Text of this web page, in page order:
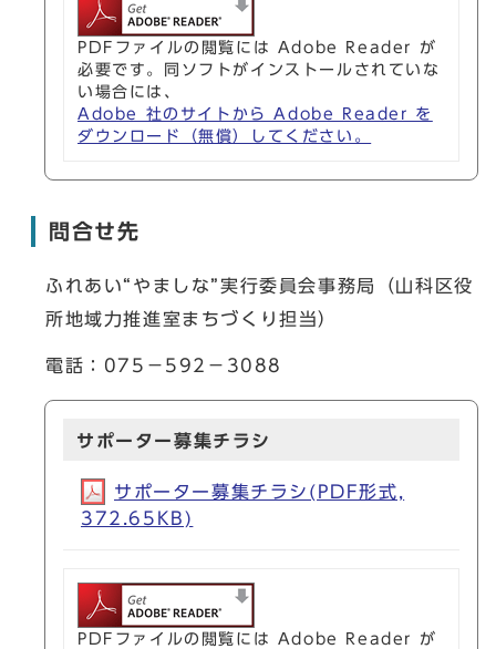
PDFファイルの閲覧には Adobe Reader が
必要です。同ソフトがインストールされていな
い場合には、
Adobe 社のサイトから Adobe Reader を
ダウンロード（無償）してください。
問合せ先
ふれあい“やましな”実行委員会事務局（山科区役
所地域力推進室まちづくり担当）
電話：075－592－3088
サポーター募集チラシ
サポーター募集チラシ(PDF形式,
372.65KB)
PDFファイルの閲覧には Adobe Reader が